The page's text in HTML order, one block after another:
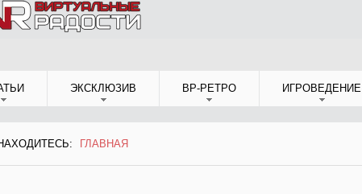
ЭКСКЛЮЗИВ ВР-РЕТРО ИГРОВЕДЕНИЕ
НАХОДИТЕСЬ
ГЛАВНАЯ